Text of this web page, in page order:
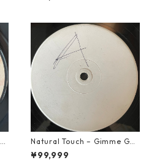
Natural Touch – Gimme Goo
d Loving【12-50055】
¥99,999